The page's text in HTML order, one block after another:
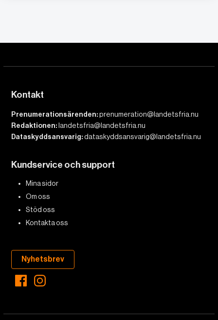
Kontakt
Prenumerationsärenden:prenumeration@landetsfria.nu
Redaktionen: landetsfria@landetsfria.nu
Dataskyddsansvarig:dataskyddsansvarig@landetsfria.nu
Kundservice och support
Mina sidor
Om oss
Stöd oss
Kontakta oss
Nyhetsbrev